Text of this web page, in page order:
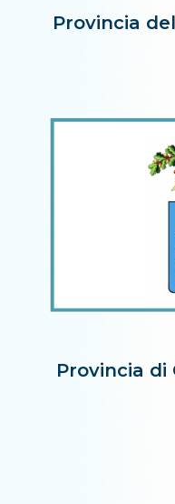
Provincia
Provincia di